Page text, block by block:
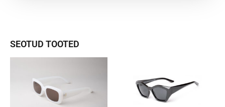
SEOTUD TOOTED